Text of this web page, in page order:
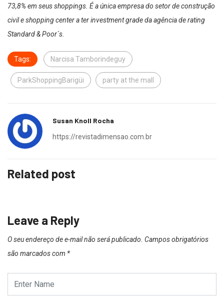
73,8% em seus shoppings. É a única empresa do setor de construção
civil e shopping center a ter investment grade da agência de rating
Standard & Poor´s.
Tags: Narcisa Tamborindeguy
ParkShoppingBarigüi party at the mall
Susan Knoll Rocha
https://revistadimensao.com.br
Related post
Leave a Reply
O seu endereço de e-mail não será publicado. Campos obrigatórios
são marcados com *